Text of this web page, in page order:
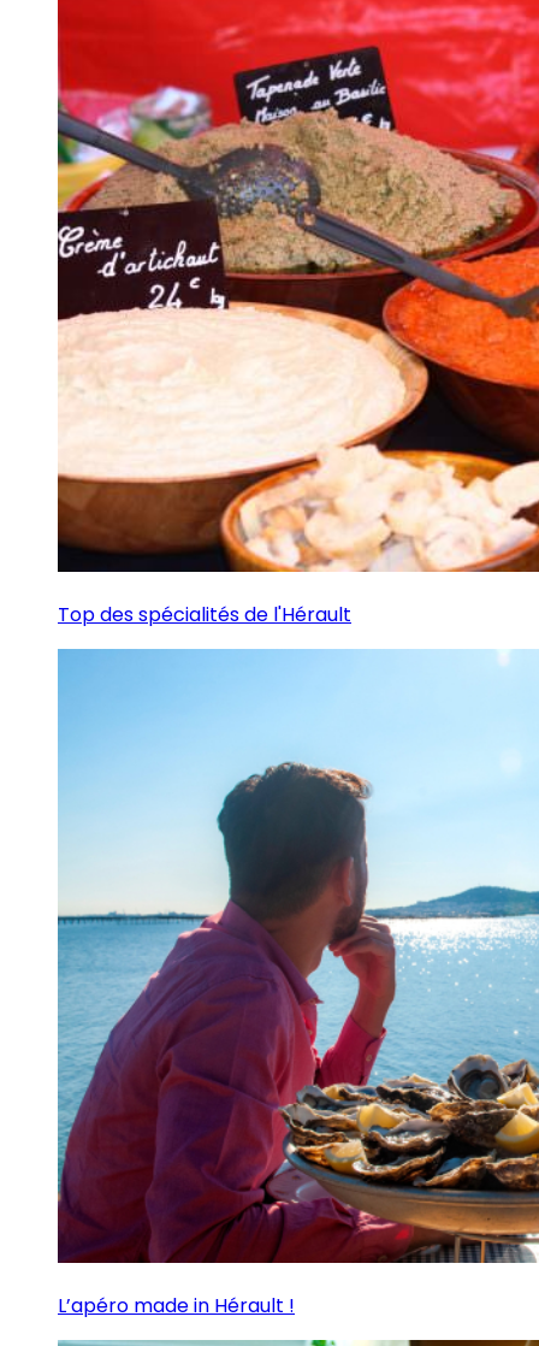
Top des spécialités de l'Hérault
L’apéro made in Hérault !